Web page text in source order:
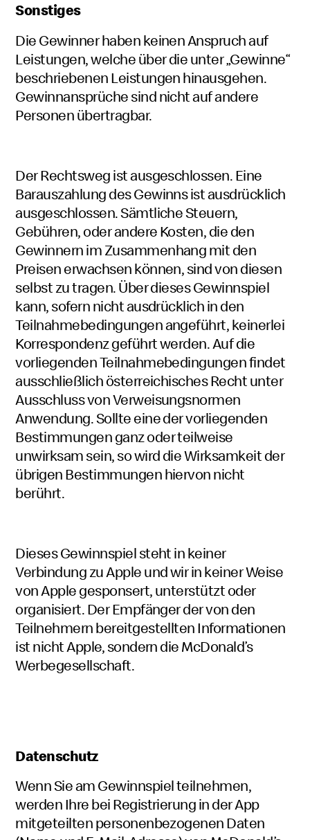
Sonstiges
Die Gewinner haben keinen Anspruch auf
Leistungen, welche über die unter „Gewinne“
beschriebenen Leistungen hinausgehen.
Gewinnansprüche sind nicht auf andere
Personen übertragbar.
Der Rechtsweg ist ausgeschlossen. Eine
Barauszahlung des Gewinns ist ausdrücklich
ausgeschlossen. Sämtliche Steuern,
Gebühren, oder andere Kosten, die den
Gewinnern im Zusammenhang mit den
Preisen erwachsen können, sind von diesen
selbst zu tragen. Über dieses Gewinnspiel
kann, sofern nicht ausdrücklich in den
Teilnahmebedingungen angeführt, keinerlei
Korrespondenz geführt werden. Auf die
vorliegenden Teilnahmebedingungen findet
ausschließlich österreichisches Recht unter
Ausschluss von Verweisungsnormen
Anwendung. Sollte eine der vorliegenden
Bestimmungen ganz oder teilweise
unwirksam sein, so wird die Wirksamkeit der
übrigen Bestimmungen hiervon nicht
berührt.
Dieses Gewinnspiel steht in keiner
Verbindung zu Apple und wir in keiner Weise
von Apple gesponsert, unterstützt oder
organisiert. Der Empfänger der von den
Teilnehmern bereitgestellten Informationen
ist nicht Apple, sondern die McDonald’s
Werbegesellschaft.
Datenschutz
Wenn Sie am Gewinnspiel teilnehmen,
werden Ihre bei Registrierung in der App
mitgeteilten personenbezogenen Daten